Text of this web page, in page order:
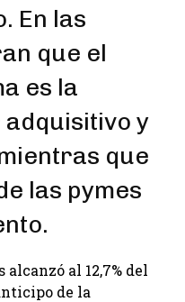
En las
que el
es la
y
que
las pymes
al 12,7% del
de la